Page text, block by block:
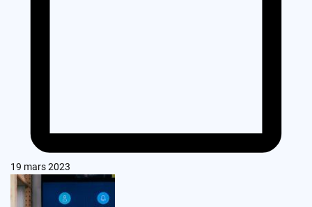
19 mars 2023